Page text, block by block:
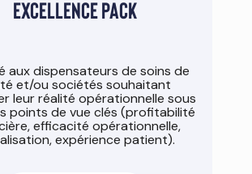
Excellence pack
aux dispensateurs de soins de
et/ou sociétés souhaitant
leur réalité opérationnelle sous
points de vue clés (profitabilité
efficacité opérationnelle,
expérience patient).